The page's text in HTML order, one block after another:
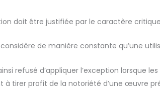
doit être justifiée par le caractère
de manière constante qu’une
refusé d’appliquer l’exception
à tirer profit de la notoriété d’une œuvre